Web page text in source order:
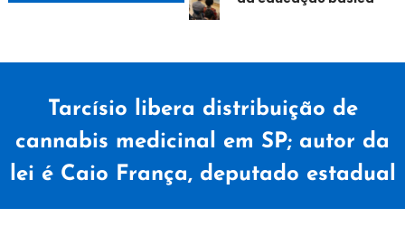
Tarcísio libera distribuição de
cannabis medicinal em SP; autor da
lei é Caio França, deputado estadual